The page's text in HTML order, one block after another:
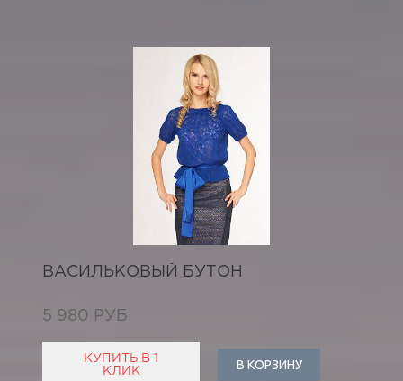
ВАСИЛЬКОВЫЙ БУТОН
5 980 РУБ
КУПИТЬ В 1
КЛИК
В КОРЗИНУ